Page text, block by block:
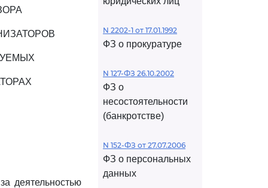
деятельностью
N 2202-1 от 17.01.1992
ФЗ о прокуратуре
N 127-ФЗ 26.10.2002
ФЗ о
несостоятельности
(банкротстве)
N 152-ФЗ от 27.07.2006
ФЗ о персональных
данных